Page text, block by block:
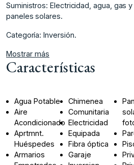
Suministros: Electricidad, ‌agua, gas
‌paneles ‌solares.
Categoría: ‌Inversión.
Mostrar más
Características
Agua Potable
Aire
Acondicionado
Aprtmnt.
Huéspedes
Armarios
Chimenea
Comunitaria
Electricidad
Equipada
Fibra óptica
Garaje